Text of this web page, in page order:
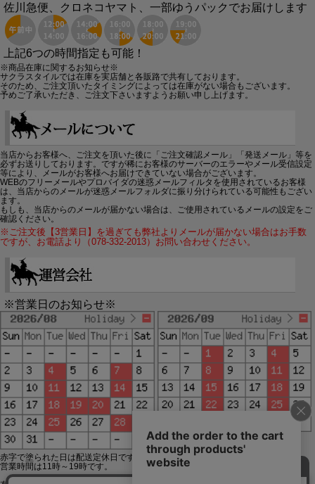
佐川急便、クロネコヤマト、一部ゆうパックでお届けします
上記6つの時間指定も可能！
※商品在庫に関するお知らせ※
サクラスタイルでは在庫を実店舗と各販路で共有しております。
そのため、ご注文頂いたタイミングによっては在庫がない場合もございます。
予めご了承いただき、ご注文下さいますようお願い申し上げます。
当店からお客様へ、ご注文を頂いた後に「ご注文確認メール」「発送メール」等を
必ずお送りしております。ですが稀にお客様のサーバーのエラーやメール受信設定
等により、メールがお客様へお届けできていない場合がございます。
WEBのフリーメールやプロバイダの迷惑メールフィルタを使用されているお客様
は、当店からのメールが迷惑メールフォルダに振り分けられている可能性もござい
ます。
もしも、当店からのメールが届かない場合は、ご使用されているメールの設定をご
確認ください。
※ご注文後【3営業日】を過ぎても弊社よりメールが届かない場合はお手数
ですが、お電話より（078-332-2013）お問い合わせください。
※営業日のお知らせ※
赤字で塗られた日は配送定休日です。
営業時間は11時～19時です。